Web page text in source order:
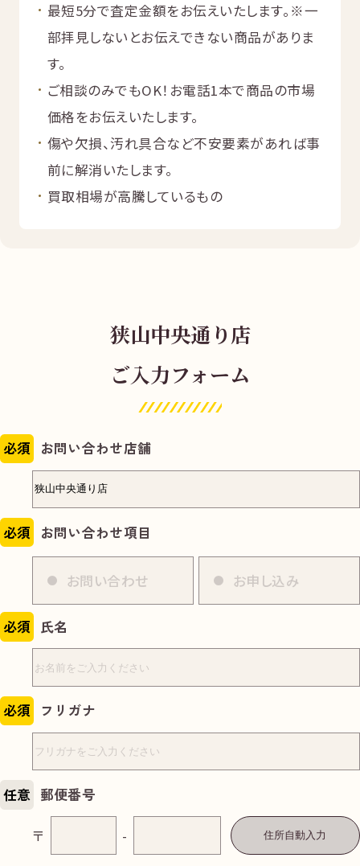
今すぐ無料査定
総合受付 10:00-19:00（年中無休）/通話料無料
最短5分で査定金額をお伝えいたします。 ※一
部拝見しないとお伝えできない商品がありま
す。
ご相談のみでもOK！お電話1本で商品の市場
価格をお伝えいたします。
傷や欠損、汚れ具合など不安要素があれば事
前に解消いたします。
買取相場が高騰しているもの
狭山中央通り店
ご入力フォーム
必須 お問い合わせ店舗
必須 お問い合わせ項目
お問い合わせ お申し込み
必須 氏名
必須 フリガナ
任意 郵便番号
〒 - 住所自動入力